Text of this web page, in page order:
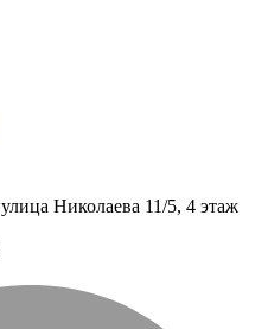
Николаева 11/5, 4 этаж